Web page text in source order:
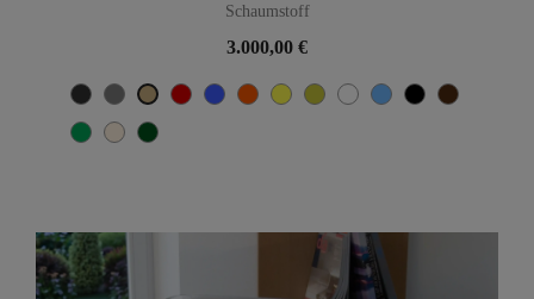
Schaumstoff
3.000,00 €
Gris anthracite
GrauBeigeRot BlauOrangeGelbOliveWeißTÜRKISCH-BLAU
SchwarzBraun
GrünHellbeige
khaki